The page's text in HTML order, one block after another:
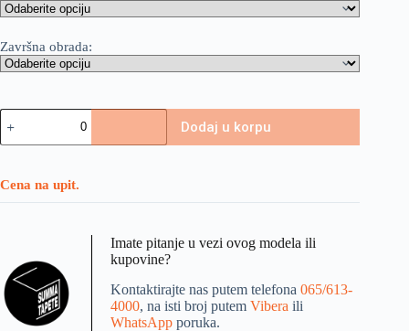
Završna obrada:
Dodaj u korpu
Cena na upit.
Imate pitanje u vezi ovog modela ili
kupovine?
Kontaktirajte nas putem telefona 065/613-
4000, na isti broj putem Vibera ili
WhatsApp poruka.